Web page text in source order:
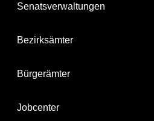
Senatsverwaltungen
Bezirksämter
Bürgerämter
Jobcenter